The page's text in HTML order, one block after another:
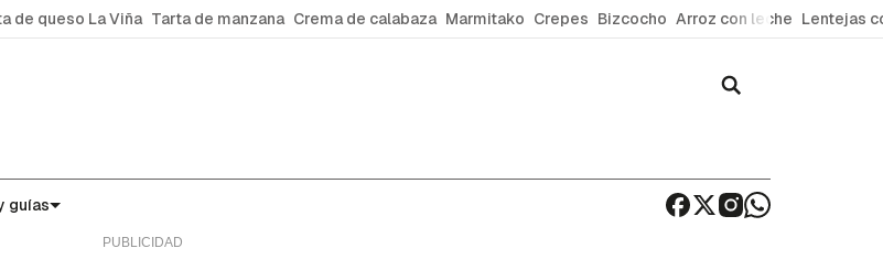
de queso La Viña Tarta de manzana Crema de calabaza Marmitako Crepes Bizcocho Arroz con leche Lentejas
guías